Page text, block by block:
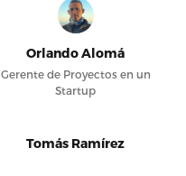
Orlando Alomá
Gerente de Proyectos en un
Startup
Tomás Ramírez